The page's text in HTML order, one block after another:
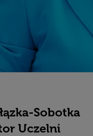
Sobotka
Uczelni